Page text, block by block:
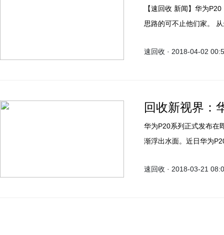
【速回收 新闻】华为P20 Pro推出后，徕卡三摄吸引众多用户的关注，不过有同样
思路的可不止他们家。 从最新曝光的所谓诺基亚9的配置图来看，其也想要拿下拍
他们一直在手机拍照上
速回收 · 2018-04-02
回收新视界：
华为P20系列正式发布在
渐浮出水面。近日华为
拍照手机。
速回收 · 2018-03-21